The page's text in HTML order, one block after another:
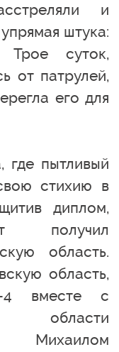
и
штука:
Трое суток,
от патрулей,
его для
пытливый
стихию в
диплом,
получил
область.
область,
4 вместе с
области